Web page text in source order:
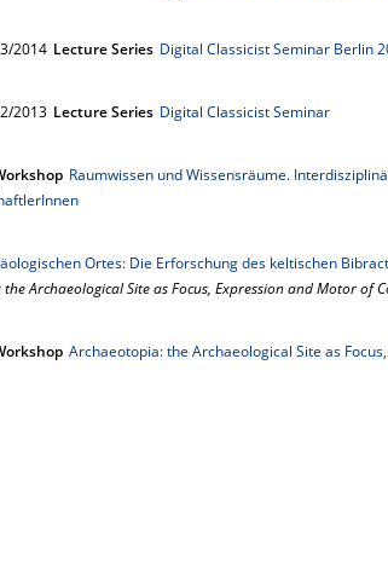
2014 Lecture Series Digital Classicist Seminar Berlin
2013 Lecture Series Digital Classicist Seminar
Raumwissen und Wissensräume.
Ortes: Die Erforschung des keltischen
Archaeological Site as Focus, Expression and Motor of
Archaeotopia: the Archaeological Site as